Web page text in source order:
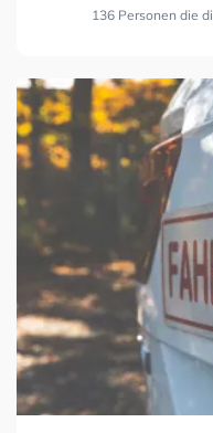
136 Personen die